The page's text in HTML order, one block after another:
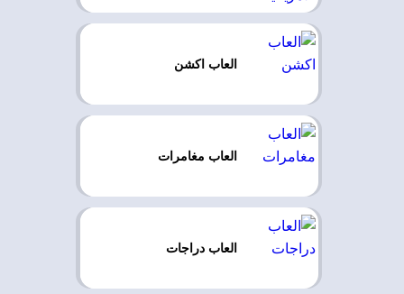
العاب اكشن
العاب مغامرات
العاب دراجات